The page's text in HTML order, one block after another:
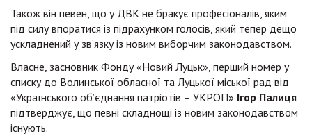
Також він певен, що у ДВК не бракує професіоналів, яким
під силу впоратися із підрахунком голосів, який тепер дещо
ускладнений у зв’язку із новим виборчим законодавством.
Власне, засновник Фонду «Новий Луцьк», перший номер у
списку до Волинської обласної та Луцької міської рад від
«Українського об’єднання патріотів – УКРОП» Ігор Палиця
підтверджує, що певні складнощі із новим законодавством
існують.